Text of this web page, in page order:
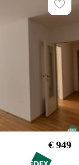
€ 949